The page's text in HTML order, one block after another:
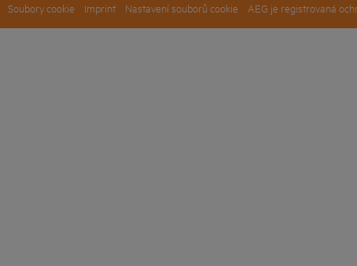
Soubory cookie Imprint Nastavení souborů cookie AEG je registrovaná